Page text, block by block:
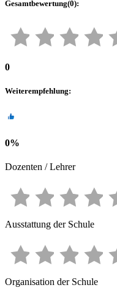
Gesamtbewertung(0):
0
Weiterempfehlung:
0%
Dozenten / Lehrer
Ausstattung der Schule
Organisation der Schule